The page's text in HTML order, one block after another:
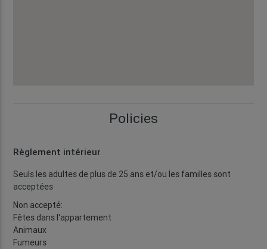
Policies
Règlement intérieur
Seuls les adultes de plus de 25 ans et/ou les familles sont
acceptées
Non accepté:
Fêtes dans l'appartement
Animaux
Fumeurs